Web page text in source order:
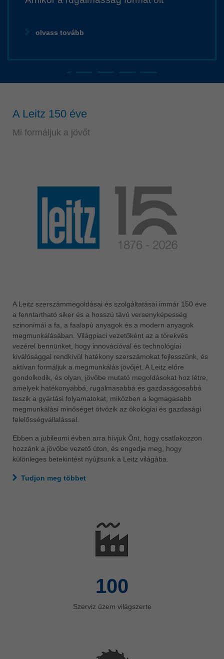
Singapore
Slovenija
Türkiye
türkçe
中国
中文
ประเทศไทย
ไทย
olvass tovább
A Leitz 150 éve
Mi formáljuk a jövőt
A Leitz szerszámmegoldásai és szolgáltatásai immár 150 éve
a fenntartható siker és a hosszú távú versenyképesség
szinonimái a fa, a faalapú anyagok és a modern anyagok
megmunkálásában. Világpiaci vezetőként az a törekvés
vezérel bennünket, hogy innovációval és technológiai
kiválósággal rendkívül hatékony szerszámokat fejlesszünk, és
aktívan formáljuk a megmunkálás jövőjét. A Leitz előre
gondolkodik, és olyan, jövőbe mutató megoldásokat hoz létre,
amelyek hatékonyabbá, rugalmasabbá és gazdaságosabbá
teszik a gyártási folyamatokat, miközben a legmagasabb
megmunkálási minőséget ötvözik az ökológiai és gazdasági
felelősségvállalással.
Ebben a jubileumi évben arra hívjuk Önt, hogy csatlakozzon
hozzánk a jövőbe vezető úton, és engedje meg, hogy
különleges betekintést nyújtsunk a Leitz világába.
Tudjon meg többet
100
Szerviz üzem világszerte